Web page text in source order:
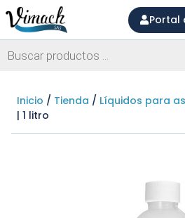
Portal
Inicio / Tienda / Líquidos para
| 1 litro